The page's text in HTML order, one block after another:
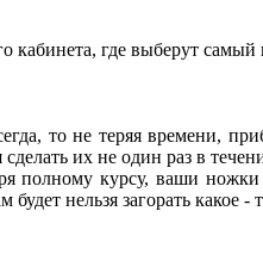
кабинета, где выберут
то не теряя времени,
их не один раз в
полному курсу, ваши
нельзя загорать какое -